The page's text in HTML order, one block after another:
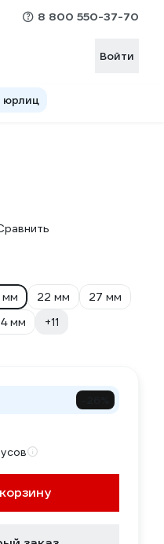
8 800 550-37-70
Войти
юрлиц
мм 22 мм
27 мм
мм +11